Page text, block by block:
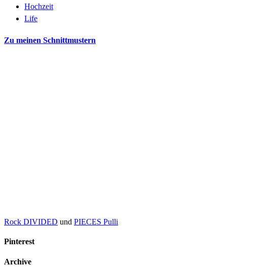
Hochzeit
Life
Zu meinen Schnittmustern
Rock DIVIDED und PIECES Pulli
Pinterest
Archive